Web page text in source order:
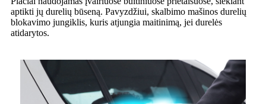
aptikti jų durelių būseną. Pavyzdžiui, skalbimo mašinos durelių
blokavimo jungiklis, kuris atjungia maitinimą, jei durelės
atidarytos.